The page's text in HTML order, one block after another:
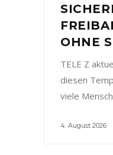
OHNE
TELE Z
diesen
viele
4. August 2026